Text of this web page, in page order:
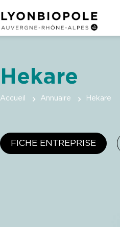
Hekare
Accueil Annuaire Hekare
FICHE ENTREPRISE